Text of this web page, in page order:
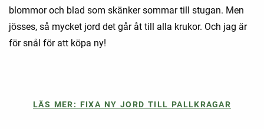
blommor och blad som skänker sommar till stugan. Men
jösses, så mycket jord det går åt till alla krukor. Och jag är
för snål för att köpa ny!
LÄS MER: FIXA NY JORD TILL PALLKRAGAR